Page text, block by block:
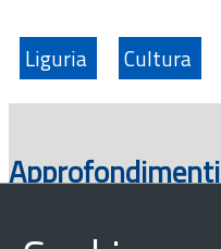
Liguria Cultura
Approfondimenti